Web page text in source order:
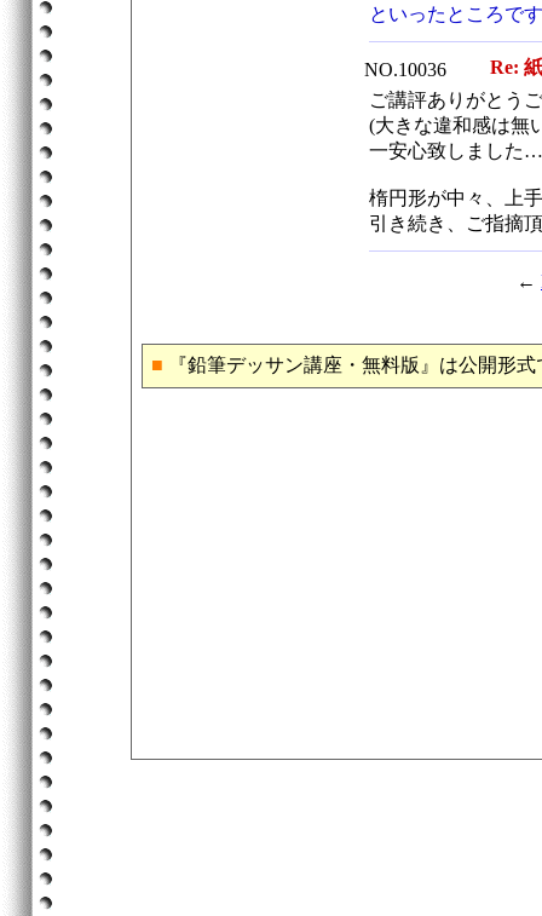
といったところで
NO.10036
Re:
ご講評ありがとう
(大きな違和感は無
一安心致しました
楕円形が中々、上
引き続き、ご指摘
←
■ 『鉛筆デッサン講座・無料版』は公開形